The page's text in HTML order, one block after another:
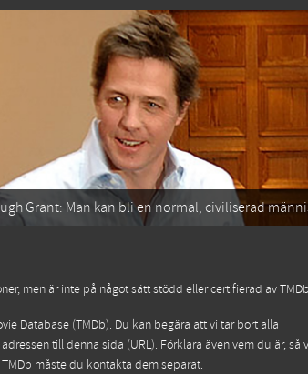
Grant: Man kan bli en normal, civiliserad
men är inte på något sätt stödd eller certifierad av
Database (TMDb). Du kan begära att vi tar bort alla
till denna sida (URL). Förklara även vem du är, så
måste du kontakta dem separat.